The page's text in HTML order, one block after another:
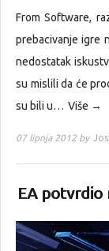
From Software,
prebacivanje igre
nedostatak
su mislili da će
su bili u… Više →
07 lipnja 2012 by
EA potvrdio